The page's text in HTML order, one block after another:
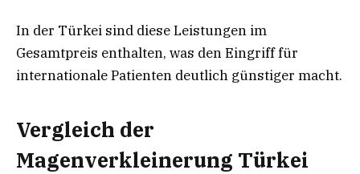
In der Türkei sind diese Leistungen im
Gesamtpreis enthalten, was den Eingriff für
internationale Patienten deutlich günstiger macht.
Vergleich der
Magenverkleinerung Türkei